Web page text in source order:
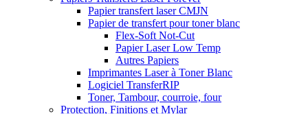
Papier transfert laser CMJN
Papier de transfert pour toner blanc
Flex-Soft Not-Cut
Papier Laser Low Temp
Autres Papiers
Imprimantes Laser à Toner Blanc
Logiciel TransferRIP
Toner, Tambour, courroie, four
Protection, Finitions et Mylar